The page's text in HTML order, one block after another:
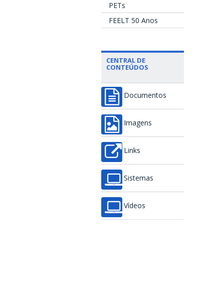
PETs
FEELT 50 Anos
CENTRAL DE
CONTEÚDOS
Documentos
Imagens
Links
Sistemas
Vídeos